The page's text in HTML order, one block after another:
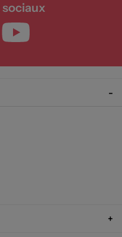
sociaux